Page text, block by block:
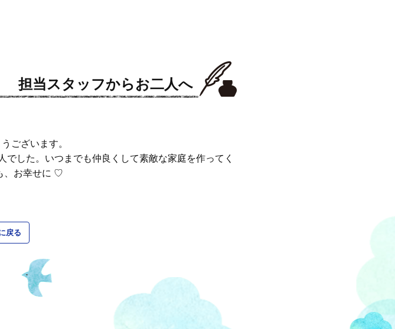
担当スタッフからお二人へ
ございます。
した。いつまでも仲良くして素敵な家庭を作ってく
、お幸せに ♡
戻る